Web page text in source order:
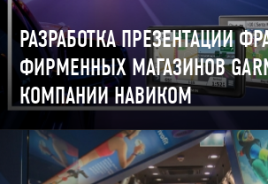
РАЗРАБОТКА ПРЕЗЕНТАЦИИ
ФИРМЕННЫХ МАГАЗИНОВ
КОМПАНИИ НАВИКОМ